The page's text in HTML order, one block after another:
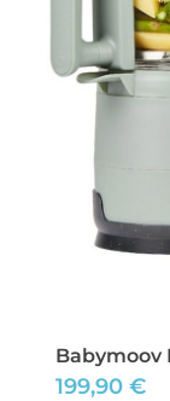
Babymoov
199,90 €